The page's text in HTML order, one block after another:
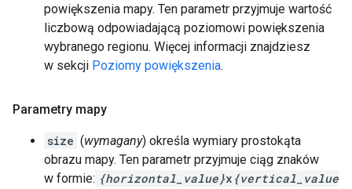
powiększenia mapy. Ten parametr przyjmuje wartość
liczbową odpowiadającą poziomowi powiększenia
wybranego regionu. Więcej informacji znajdziesz
w sekcji Poziomy powiększenia.
Parametry mapy
size (wymagany) określa wymiary prostokąta
obrazu mapy. Ten parametr przyjmuje ciąg znaków
w formie: {horizontal_value}x {vertical_value